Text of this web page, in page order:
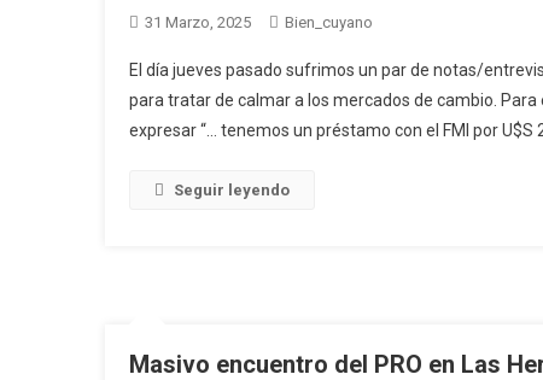
31 Marzo, 2025 Bien_cuyano
El día jueves pasado sufrimos un par de notas/
para tratar de calmar a los mercados de cambio.
expresar “… tenemos un préstamo con el FMI por U$S
Seguir leyendo
Masivo encuentro del PRO en Las